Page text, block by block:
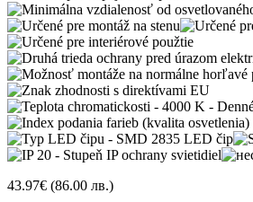
43.97€ (86.00 лв.)